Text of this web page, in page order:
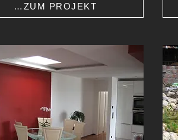
…ZUM PROJEKT